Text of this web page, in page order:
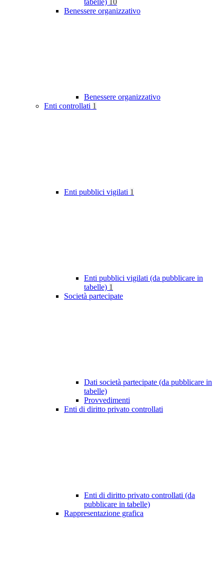
tabelle)
10
Benessere organizzativo
Benessere organizzativo
Enti controllati 1
Enti pubblici vigilati 1
Enti pubblici vigilati (da pubblicare in
tabelle) 1
Società partecipate
Dati società partecipate (da pubblicare in
tabelle)
Provvedimenti
Enti di diritto privato controllati
Enti di diritto privato controllati (da
pubblicare in tabelle)
Rappresentazione grafica